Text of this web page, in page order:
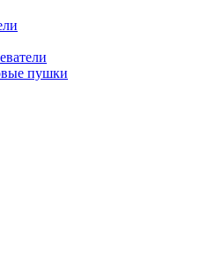
пушки